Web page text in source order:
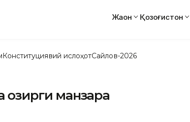
Жаҳон Қозоғистон
Конституциявий ислоҳотСайлов-2026
ҳозирги манзара